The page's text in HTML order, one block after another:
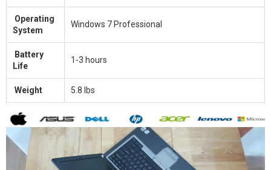
Operating
System
Windows 7 Professional
Battery
Life
1-3 hours
Weight 5.8 lbs